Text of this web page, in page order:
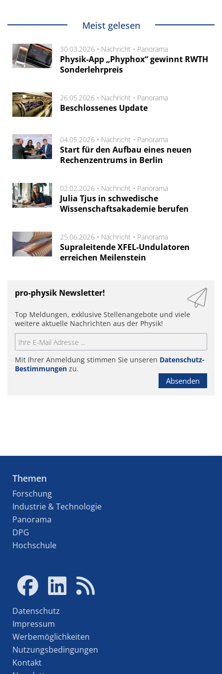
Meist gelesen
30.03.2026 • Nachricht • Panorama
Physik-App „Phyphox“ gewinnt RWTH
Sonderlehrpreis
26.05.2026 • Nachricht • Panorama
Beschlossenes Update
04.05.2026 • Nachricht • Panorama
Start für den Aufbau eines neuen
Rechenzentrums in Berlin
02.02.2026 • Nachricht • Panorama
Julia Tjus in schwedische
Wissenschaftsakademie berufen
25.06.2026 • Nachricht • Panorama
Supraleitende XFEL-Undulatoren
erreichen Meilenstein
pro-physik Newsletter!
Top Meldungen, exklusive Stellenangebote und viele
weitere aktuelle Nachrichten aus der Physik!
Mit Ihrer Anmeldung stimmen Sie unseren Datenschutz-
Bestimmungen zu.
Absenden
Themen
Forschung
Industrie & Technologie
Panorama
DPG
Hochschule
Datenschutz
Impressum
Werbemöglichkeiten
Nutzungsbedingungen
Kontakt